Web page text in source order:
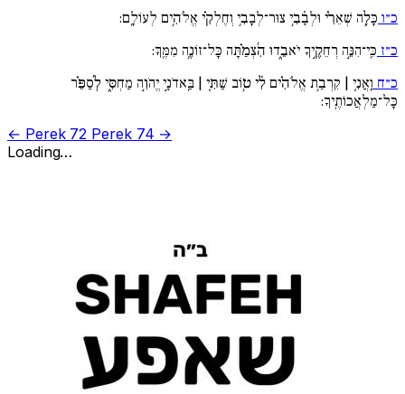
כ״ו כָּלָ֥ה שְׁאֵרִ֗י וּלְבָ֫בִ֥י צוּר־לְבָבִ֥י וְחֶלְקִ֗י אֱלֹהִ֥ים לְעוֹלָֽם:
כ״ז כִּֽי־הִנֵּ֣ה רְחֵקֶ֣יךָ יֹאבֵ֑דוּ הִ֜צְמַ֗תָּה כָּל־זוֹנֶ֥ה מִמֶּֽךָּ:
כ״ח וַֽאֲנִ֚י | קִרְבַ֥ת אֱלֹהִ֗ים לִ֫י ט֥וֹב שַׁתִּ֚י | בַּֽאדֹנָ֣י יֱהֹוִ֣ה מַחְסִּ֑י לְ֜סַפֵּ֗ר
כָּל־מַלְאֲכוֹתֶֽיךָ:
← Perek 72 Perek 74 →
Loading…